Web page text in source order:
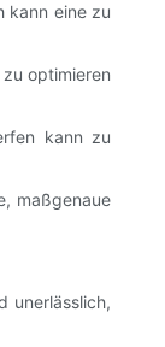
kann eine zu
optimieren
kann zu
maßgenaue
unerlässlich,